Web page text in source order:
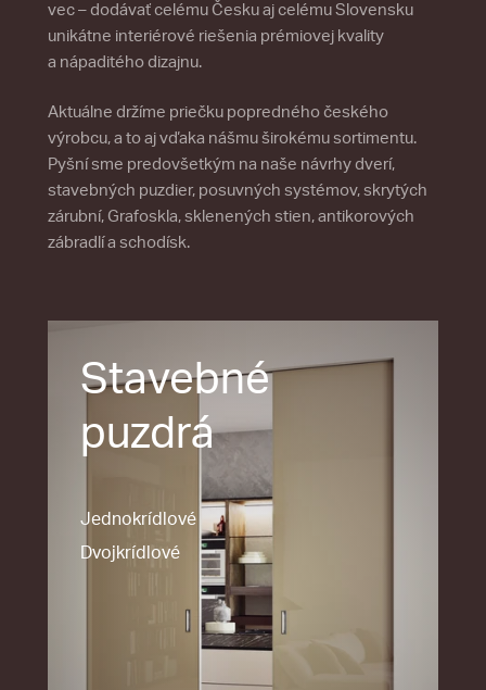
vec – dodávať celému Česku aj celému Slovensku
unikátne interiérové riešenia prémiovej kvality
a nápaditého dizajnu.
Aktuálne držíme priečku popredného českého
výrobcu, a to aj vďaka nášmu širokému sortimentu.
Pyšní sme predovšetkým na naše návrhy dverí,
stavebných puzdier, posuvných systémov, skrytých
zárubní, Grafoskla, sklenených stien, antikorových
zábradlí a schodísk.
Stavebné
puzdrá
Jednokrídlové
Dvojkrídlové